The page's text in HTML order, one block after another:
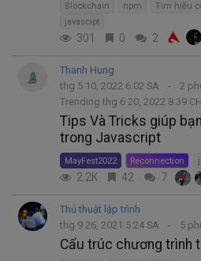
Blockchain npm Tìm hiểu
javascipt
301 0 2
Thanh Hung
thg 5 10, 2022 6:02 SA
2
Trending thg 6 20, 2022 8:39 CH
Tips Và Tricks giúp
trong Javascript
MayFest2022 Reconnection
2.2K 42 7
Thủ thuật lập trình
thg 9 26, 2021 5:24 SA
5
Cấu trúc chương trình